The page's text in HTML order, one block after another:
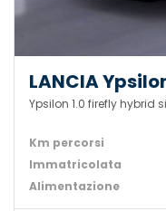
LANCIA
Ypsilon 1.0 firefly hybrid
Km percorsi
Immatricolata
Alimentazione